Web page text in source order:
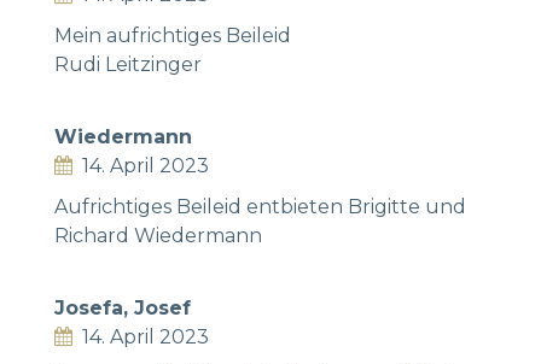
Mein aufrichtiges Beileid
Rudi Leitzinger
Wiedermann
14. April 2023
Aufrichtiges Beileid entbieten Brigitte und
Richard Wiedermann
Josefa, Josef
14. April 2023